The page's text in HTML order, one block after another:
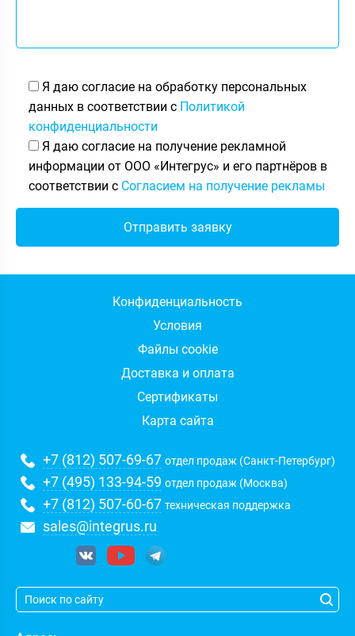
Я даю согласие на обработку персональных
данных в соответствии с Политикой
конфиденциальности
Я даю согласие на получение рекламной
информации от ООО «Интегрус» и его партнёров в
соответствии с Согласием на получение рекламы
Конфиденциальность
Условия
Файлы cookie
Доставка и оплата
Сертификаты
Карта сайта
+7 (812) 507-69-67 отдел продаж (Санкт-Петербург)
+7 (495) 133-94-59 отдел продаж (Москва)
+7 (812) 507-60-67 техническая поддержка
sales@integrus.ru